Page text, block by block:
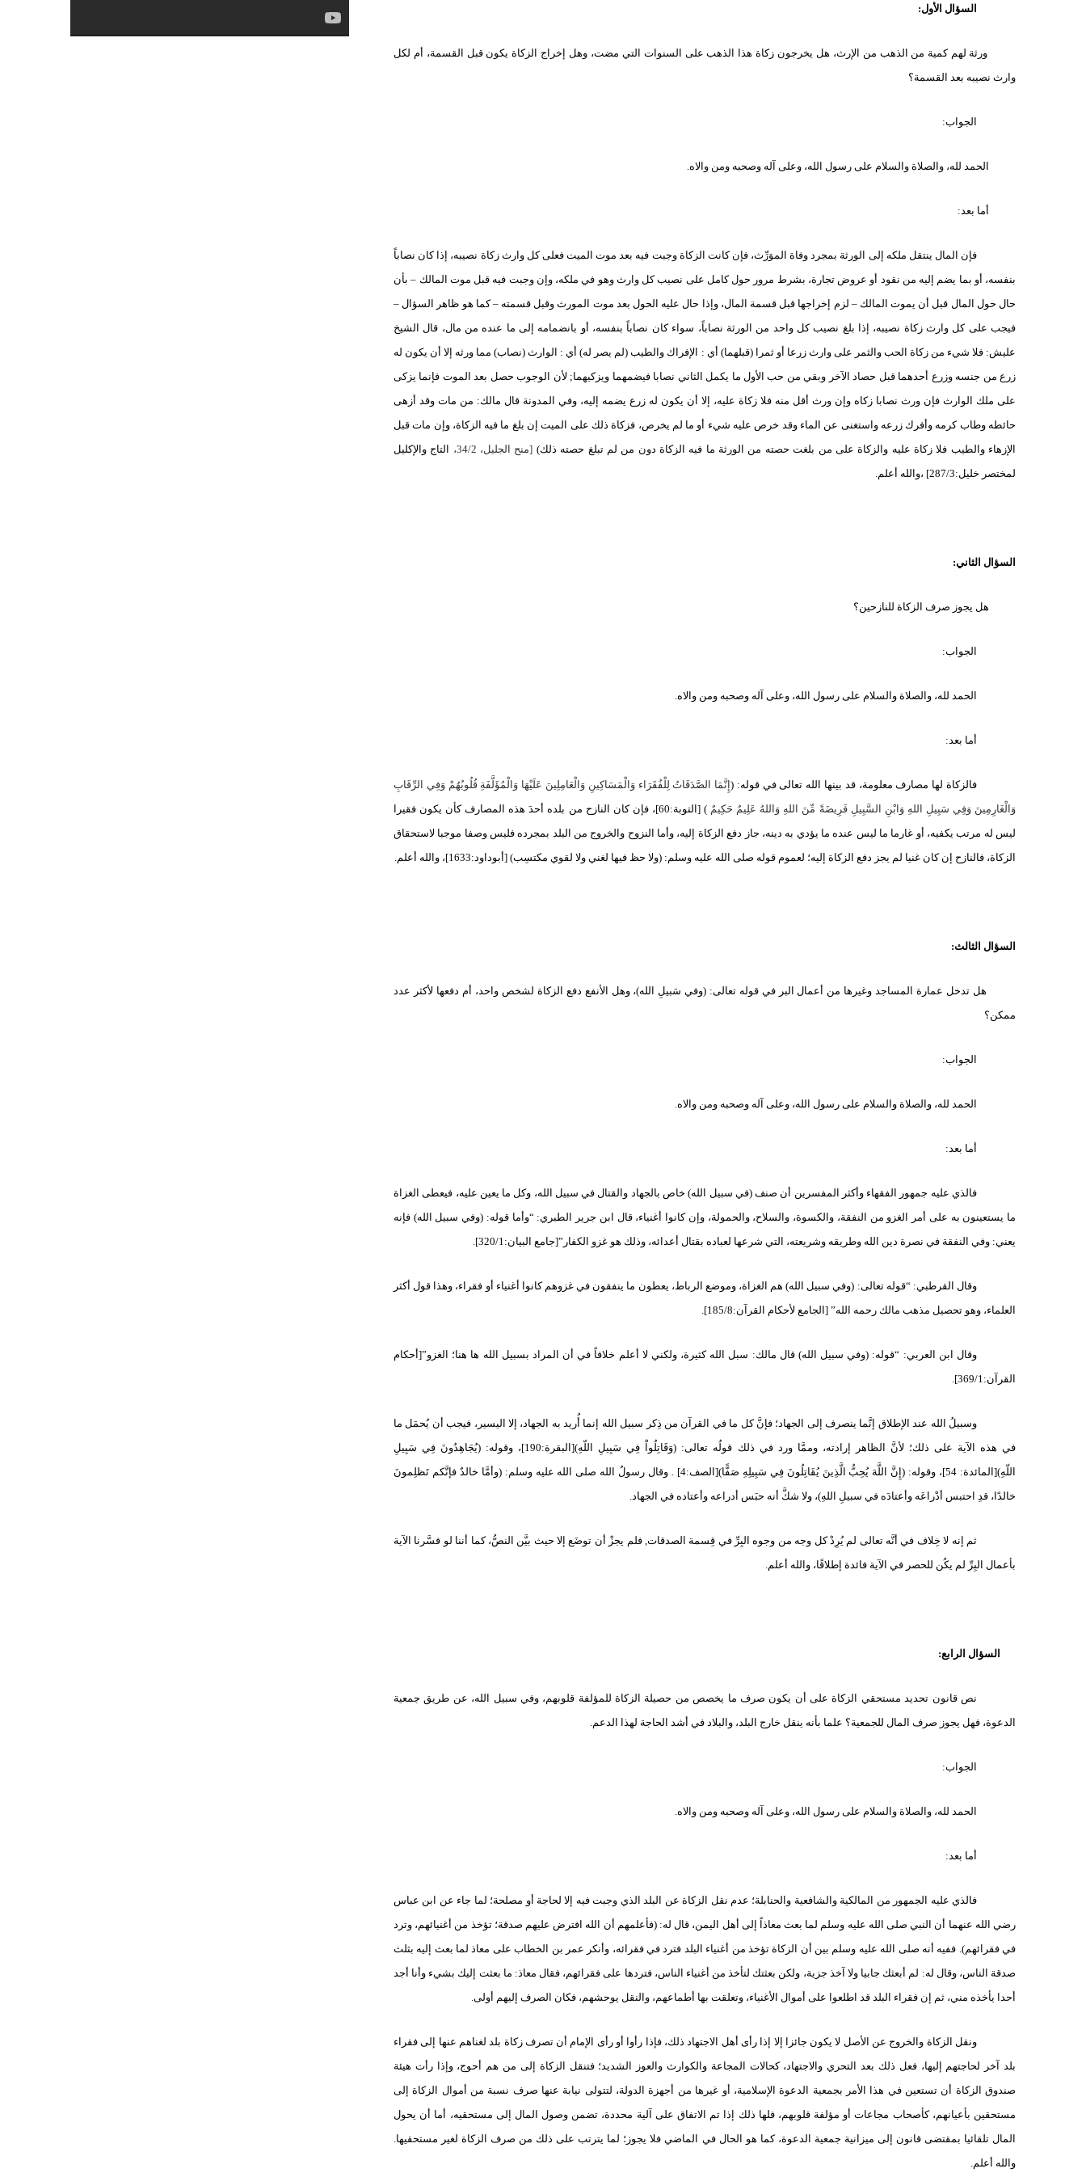
السؤال الأول:
ورثة لهم كمية من الذهب من الإرث، هل يخرجون زكاة هذا الذهب على السنوات التي مضت، وهل إخراج الزكاة يكون قبل القسمة، أم لكل
وارث نصيبه بعد القسمة؟
الجواب:
الحمد لله، والصلاة والسلام على رسول الله، وعلى آله وصحبه ومن والاه.
أما بعد:
فإن المال ينتقل ملكه إلى الورثة بمجرد وفاة الموَرِّث، فإن كانت الزكاة وجبت فيه بعد موت الميت فعلى كل وارث زكاة نصيبه، إذا كان نصاباً
بنفسه، أو بما يضم إليه من نقود أو عروض تجارة، بشرط مرور حول كامل على نصيب كل وارث وهو في ملكه، وإن وجبت فيه قبل موت المالك – بأن
حال حول المال قبل أن يموت المالك – لزم إخراجها قبل قسمة المال، وإذا حال عليه الحول بعد موت المورث وقبل قسمته – كما هو ظاهر السؤال –
فيجب على كل وارث زكاة نصيبه، إذا بلغ نصيب كل واحد من الورثة نصاباً، سواء كان نصاباً بنفسه، أو بانضمامه إلى ما عنده من مال، قال الشيخ
عليش: فلا شيء من زكاة الحب والثمر على وارث زرعا أو ثمرا (قبلهما) أي : الإفراك والطيب (لم يصر له) أي : الوارث (نصاب) مما ورثه إلا أن يكون له
زرع من جنسه وزرع أحدهما قبل حصاد الآخر وبقي من حب الأول ما يكمل الثاني نصابا فيضمهما ويزكيهما; لأن الوجوب حصل بعد الموت فإنما يزكى
على ملك الوارث فإن ورث نصابا زكاه وإن ورث أقل منه فلا زكاة عليه، إلا أن يكون له زرع يضمه إليه، وفي المدونة قال مالك: من مات وقد أزهى
حائطه وطاب كرمه وأفرك زرعه واستغنى عن الماء وقد خرص عليه شيء أو ما لم يخرص، فزكاة ذلك على الميت إن بلغ ما فيه الزكاة، وإن مات قبل
الإزهاء والطيب فلا زكاة عليه والزكاة على من بلغت حصته من الورثة ما فيه الزكاة دون من لم تبلغ حصته ذلك) [منح الجليل، 34/2،
التاج والإكليل
لمختصر خليل:287/3] ،والله أعلم.
السؤال الثاني:
هل يجوز صرف الزكاة للنازحين؟
الجواب:
الحمد لله، والصلاة والسلام على رسول الله، وعلى آله وصحبه ومن والاه.
أما بعد:
فالزكاة لها مصارف معلومة، قد بينها الله تعالى في قوله: )إِنَّمَا الصَّدَقَاتُ لِلْفُقَرَاء وَالْمَسَاكِينِ وَالْعَامِلِينَ عَلَيْهَا وَالْمُؤَلَّفَةِ قُلُوبُهُمْ وَفِي الرِّقَابِ
وَالْغَارِمِينَ وَفِي سَبِيلِ اللهِ وَابْنِ السَّبِيلِ فَرِيضَةً مِّنَ اللهِ وَاللهُ عَلِيمٌ حَكِيمٌ (
[التوبة:60]، فإن كان النازح من بلده أحدَ هذه المصارف كأن يكون فقيرا
ليس له مرتب يكفيه، أو غارما ما ليس عنده ما يؤدي به دينه، جاز دفع الزكاة إليه، وأما النزوح والخروج من البلد بمجرده فليس وصفا موجبا لاستحقاق
الزكاة، فالنازح إن كان غنيا لم يجز دفع الزكاة إليه؛ لعموم قوله صلى الله عليه وسلم: (ولا حظ فيها لغني ولا لقوي مكتسِب) [أبوداود:1633]، والله أعلم.
السؤال الثالث:
هل تدخل عمارة المساجد وغيرها من أعمال البر في قوله تعالى:)وفي سَبيلِ الله(، وهل الأنفع دفع الزكاة لشخص واحد، أم دفعها لأكثر عدد
ممكن؟
الجواب:
الحمد لله، والصلاة والسلام على رسول الله، وعلى آله وصحبه ومن والاه.
أما بعد:
فالذي عليه جمهور الفقهاء وأكثر المفسرين أن صنف (في سبيل الله) خاص بالجهاد والقتال في سبيل الله، وكل ما يعين عليه، فيعطى الغزاة
ما يستعينون به على أمر الغزو من النفقة، والكسوة، والسلاح، والحمولة، وإن كانوا أغنياء، قال ابن جرير الطبري: “وأما قوله: (وفي سبيل الله) فإنه
يعني: وفي النفقة في نصرة دين الله وطريقه وشريعته، التي شرعها لعباده بقتال أعدائه، وذلك هو غزو الكفار”[جامع البيان:320/1].
وقال القرطبي: “قوله تعالى: (وفي سبيل الله) هم الغزاة، وموضع الرباط، يعطون ما ينفقون في غزوهم كانوا أغنياء أو فقراء، وهذا قول أكثر
العلماء، وهو تحصيل مذهب مالك رحمه الله” [الجامع لأحكام القرآن:185/8].
وقال ابن العربي: “قوله: (وفي سبيل الله) قال مالك: سبل الله كثيرة، ولكني لا أعلم خلافاً في أن المراد بسبيل الله ها هنا؛ الغزو”[أحكام
القرآن:369/1].
وسبيلُ الله عند الإطلاق إنَّما ينصرف إلى الجهاد؛ فإنَّ كل ما في القرآن من ذِكر سبيل الله إنما أُريد به الجهاد، إلا اليسير، فيجب أن يُحمَل ما
في هذه الآية على ذلك؛ لأنَّ الظاهر إرادته، وممَّا ورد في ذلك قولُه تعالى: )وَقَاتِلُواْ فِي سَبِيلِ اللّهِ([البقرة:190]، وقوله: )يُجَاهِدُونَ فِي سَبِيلِ
اللّهِ([المائدة: 54]، وقوله: )إِنَّ اللَّهَ يُحِبُّ الَّذِينَ يُقَاتِلُونَ فِي سَبِيلِهِ صَفًّا(
[الصف:4] . وقال رسولُ الله صلى الله عليه وسلم: (وأمَّا خالدٌ فإنَّكم تَظلِمونَ
خالدًا، قدِ احتبس أدْراعَه وأعتادَه في سبيلِ اللهِ)، ولا شكَّ أنه حبَس أدراعه وأعتاده في الجهاد.
ثم إنه لا خِلاف في أنَّه تعالى لم يُرِدْ كل وجه من وجوه البِرِّ في قِسمة الصدقات, فلم يجزْ أن توضَع إلا حيث بيَّن النصُّ، كما أننا لو فسَّرنا الآية
بأعمال البِرِّ لم يكُن للحصر في الآية فائدة إطلاقًا، والله أعلم.
السؤال الرابع:
نص قانون تحديد مستحقي الزكاة على أن يكون صرف ما يخصص من حصيلة الزكاة للمؤلفة قلوبهم، وفي سبيل الله، عن طريق جمعية
الدعوة، فهل يجوز صرف المال للجمعية؟ علما بأنه ينقل خارج البلد، والبلاد في أشد الحاجة لهذا الدعم.
الجواب:
الحمد لله، والصلاة والسلام على رسول الله، وعلى آله وصحبه ومن والاه.
أما بعد:
فالذي عليه الجمهور من المالكية والشافعية والحنابلة؛ عدم نقل الزكاة عن البلد الذي وجبت فيه إلا لحاجة أو مصلحة؛ لما جاء عن ابن عباس
رضي الله عنهما أن النبي صلى الله عليه وسلم لما بعث معاذاً إلى أهل اليمن، قال له: (فأعلمهم أن الله افترض عليهم صدقة؛ تؤخذ من أغنيائهم، وترد
في فقرائهم). ففيه أنه صلى الله عليه وسلم بين أن الزكاة تؤخذ من أغنياء البلد فترد في فقرائه، وأنكر عمر بن الخطاب على معاذ لما بعث إليه بثلث
صدقة الناس، وقال له: لم أبعثك جابيا ولا آخذ جزية، ولكن بعثتك لتأخذ من أغنياء الناس، فتردها على فقرائهم، فقال معاذ: ما بعثت إليك بشيء وأنا أجد
أحدا يأخذه مني، ثم إن فقراء البلد قد اطلعوا على أموال الأغنياء، وتعلقت بها أطماعهم، والنقل يوحشهم، فكان الصرف إليهم أولى.
ونقل الزكاة والخروج عن الأصل لا يكون جائزا إلا إذا رأى أهل الاجتهاد ذلك، فإذا رأوا أو رأى الإمام أن تصرف زكاة بلد لغناهم عنها إلى فقراء
بلد آخر لحاجتهم إليها، فعل ذلك بعد التحري والاجتهاد، كحالات المجاعة والكوارث والعوز الشديد؛ فتنقل الزكاة إلى من هم أحوج، وإذا رأت هيئة
صندوق الزكاة أن تستعين في هذا الأمر بجمعية الدعوة الإسلامية، أو غيرها من أجهزة الدولة، لتتولى نيابة عنها صرف نسبة من أموال الزكاة إلى
مستحقين بأعيانهم، كأصحاب مجاعات أو مؤلفة قلوبهم، فلها ذلك إذا تم الاتفاق على آلية محددة، تضمن وصول المال إلى مستحقيه، أما أن يحول
المال تلقائيا بمقتضى قانون إلى ميزانية جمعية الدعوة، كما هو الحال في الماضي فلا يجوز؛ لما يترتب على ذلك من صرف الزكاة لغير مستحقيها.
والله أعلم.